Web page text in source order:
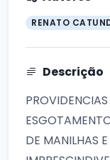
RENATO
Descrição
DE MANILHAS